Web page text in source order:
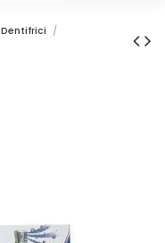
Dentifrici